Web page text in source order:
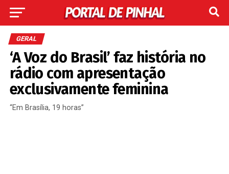
GERAL
‘A Voz do Brasil’ faz história no
rádio com apresentação
exclusivamente feminina
“Em Brasília, 19 horas”